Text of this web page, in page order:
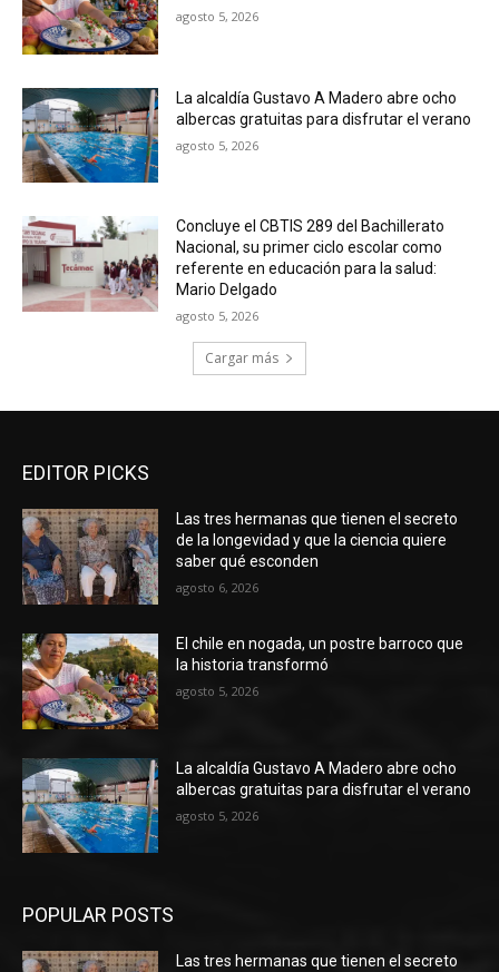
agosto 5, 2026
La alcaldía Gustavo A Madero abre ocho
albercas gratuitas para disfrutar el verano
agosto 5, 2026
Concluye el CBTIS 289 del Bachillerato
Nacional, su primer ciclo escolar como
referente en educación para la salud:
Mario Delgado
agosto 5, 2026
Cargar más
EDITOR PICKS
Las tres hermanas que tienen el secreto
de la longevidad y que la ciencia quiere
saber qué esconden
agosto 6, 2026
El chile en nogada, un postre barroco que
la historia transformó
agosto 5, 2026
La alcaldía Gustavo A Madero abre ocho
albercas gratuitas para disfrutar el verano
agosto 5, 2026
POPULAR POSTS
Las tres hermanas que tienen el secreto